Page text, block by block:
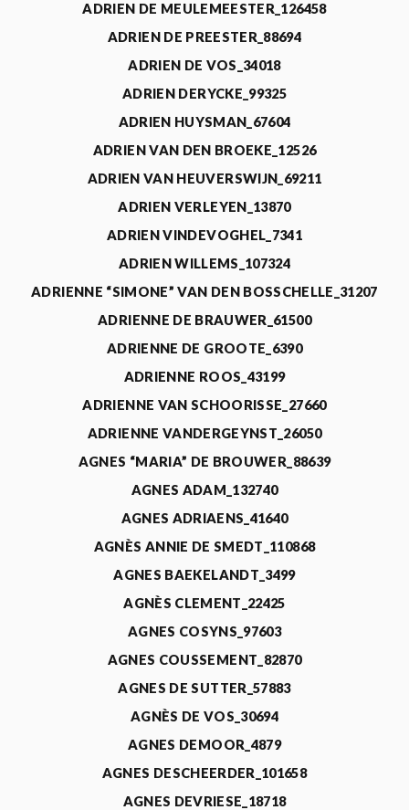
ADRIEN DE MEULEMEESTER_126458
ADRIEN DE PREESTER_88694
ADRIEN DE VOS_34018
ADRIEN DERYCKE_99325
ADRIEN HUYSMAN_67604
ADRIEN VAN DEN BROEKE_12526
ADRIEN VAN HEUVERSWIJN_69211
ADRIEN VERLEYEN_13870
ADRIEN VINDEVOGHEL_7341
ADRIEN WILLEMS_107324
ADRIENNE “SIMONE” VAN DEN BOSSCHELLE_31207
ADRIENNE DE BRAUWER_61500
ADRIENNE DE GROOTE_6390
ADRIENNE ROOS_43199
ADRIENNE VAN SCHOORISSE_27660
ADRIENNE VANDERGEYNST_26050
AGNES “MARIA” DE BROUWER_88639
AGNES ADAM_132740
AGNES ADRIAENS_41640
AGNÈS ANNIE DE SMEDT_110868
AGNES BAEKELANDT_3499
AGNÈS CLEMENT_22425
AGNES COSYNS_97603
AGNES COUSSEMENT_82870
AGNES DE SUTTER_57883
AGNÈS DE VOS_30694
AGNES DEMOOR_4879
AGNES DESCHEERDER_101658
AGNES DEVRIESE_18718